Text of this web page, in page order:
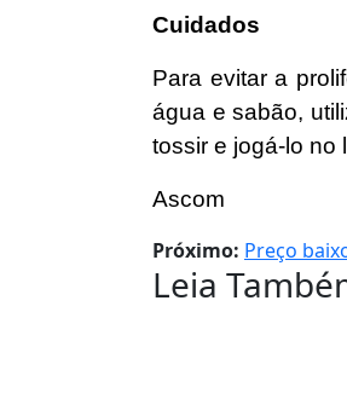
Cuidados
Para evitar a
água e sabão,
tossir e jogá-lo no
Ascom
Próximo: Preço
Leia